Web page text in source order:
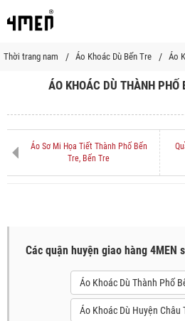
Thời trang nam Áo Khoác Dù Bến Tre Áo
ÁO KHOÁC DÙ THÀNH PHỐ
Áo Sơ Mi Họa Tiết Thành Phố Bến
Tre, Bến Tre
Các quận huyện giao hàng 4MEN
Áo Khoác Dù Thành Phố
Áo Khoác Dù Huyện Châu